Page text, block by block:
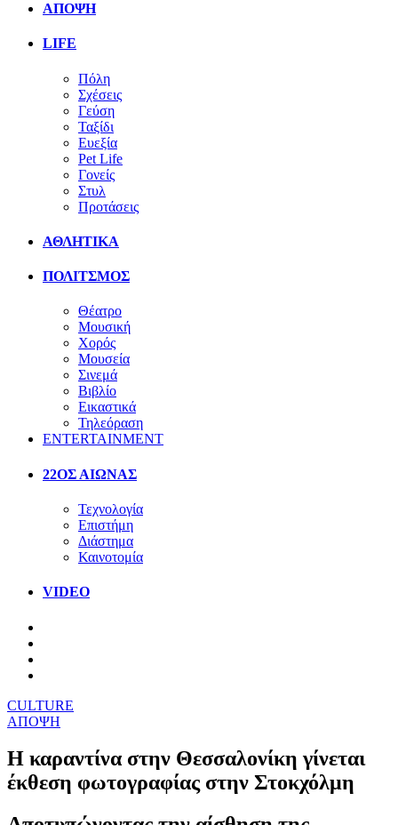
ΑΠΟΨΗ
LIFE
Πόλη
Σχέσεις
Γεύση
Ταξίδι
Ευεξία
Pet Life
Γονείς
Στυλ
Προτάσεις
ΑΘΛΗΤΙΚΑ
ΠΟΛΙΤΣΜΟΣ
Θέατρο
Μουσική
Χορός
Μουσεία
Σινεμά
Βιβλίο
Εικαστικά
Τηλεόραση
ENTERTAINMENT
22ΟΣ ΑΙΩΝΑΣ
Τεχνολογία
Επιστήμη
Διάστημα
Καινοτομία
VIDEO
CULTURE
ΑΠΟΨΗ
Η καραντίνα στην Θεσσαλονίκη γίνεται
έκθεση φωτογραφίας στην Στοκχόλμη